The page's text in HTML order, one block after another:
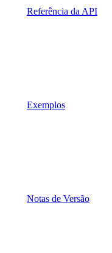
Referência da API
Exemplos
Notas de Versão